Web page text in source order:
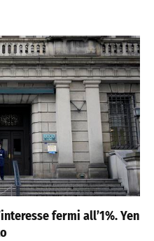
fermi all’1%. Yen